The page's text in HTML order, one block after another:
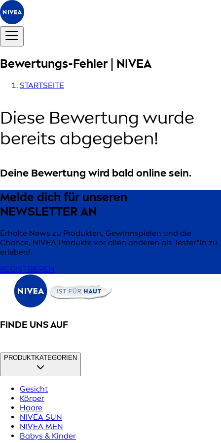
Bewertungs-Fehler | NIVEA
STARTSEITE
Diese Bewertung wurde
bereits abgegeben!
Deine Bewertung wird bald online sein.
Melde dich für unseren
NEWSLETTER AN
Erhalte News zu Produkten, Gewinnspielen und die
Chance, NIVEA Produkte vor allen anderen als Tester*in zu
erleben!
REGISTRIEREN
FINDE UNS AUF
PRODUKTKATEGORIEN
Gesicht
Körper
Haare
NIVEA SUN
NIVEA MEN
Babys & Kinder